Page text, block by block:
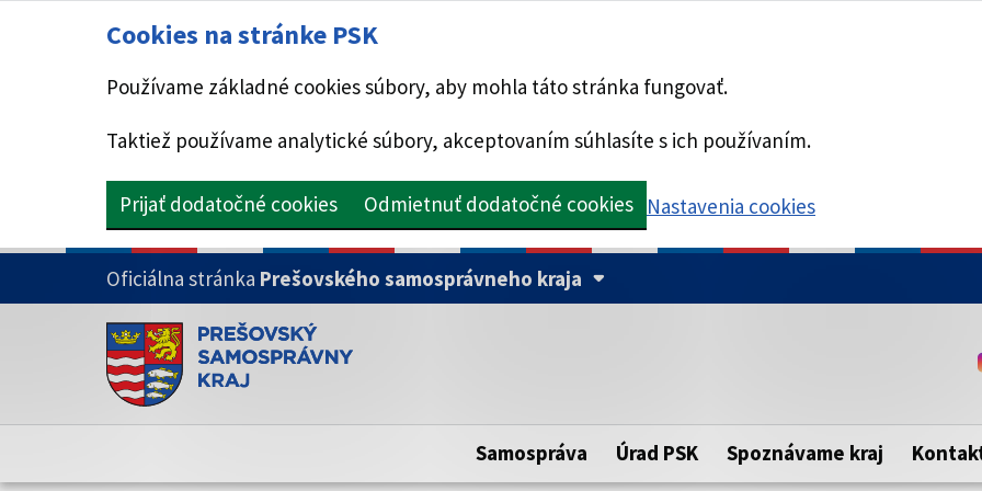
Cookies na stránke PSK
Používame základné cookies súbory, aby mohla táto stránka fungovať.
Taktiež používame analytické súbory, akceptovaním súhlasíte s ich používaním.
Prijať dodatočné cookies Odmietnuť dodatočné cookies Nastavenia cookies
PRESKOČIŤ NA HLAVNÝ OBSAH
Oficiálna stránka Prešovského samosprávneho kraja
Doména psk.sk je oficiálna
Toto je oficiálna webová stránka Prešovského samosprávneho kraja.
zabezpečenú webovú
https:// pred názvom
Samospráva Úrad PSK Spoznávame kraj